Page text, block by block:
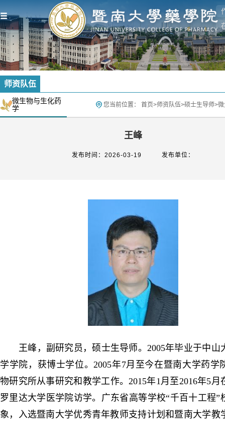
师资队伍
微生物与生化药
学
您当前位置： 首页>师资队伍>硕士生导师>
王峰
发布时间：2026-03-19 发布单位：
王峰，副研究员，硕士生导师。2005年毕业于中山
学学院，获博士学位。2005年7月至今在暨南大学药学
物研究所从事研究和教学工作。2015年1月至2016年5月
罗里达大学医学院访学。广东省高等学校“千百十工程”
象，入选暨南大学优秀青年教师支持计划和暨南大学教